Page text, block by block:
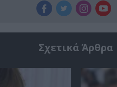
Σχετικά Άρθρα